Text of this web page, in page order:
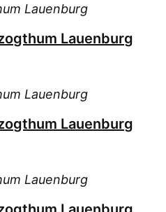
Lauenburg
Lauenburg
Lauenburg
Lauenburg
Lauenburg